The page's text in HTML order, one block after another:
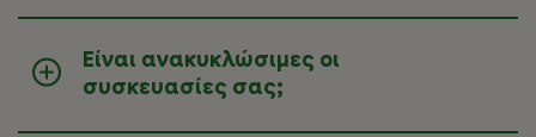
Είναι ανακυκλώσιμες οι
συσκευασίες σας;